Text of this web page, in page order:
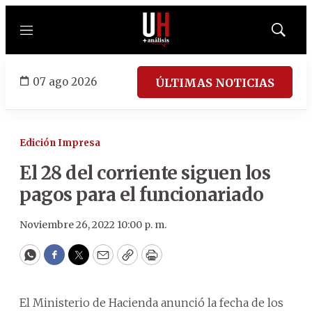
Menú
Mostrar
07 ago 2026 ÚLTIMAS NOTICIAS
Edición Impresa
El 28 del corriente siguen los
pagos para el funcionariado
Noviembre 26, 2022 10:00 p. m.
WhatsApp
Facebook
Twitter
EmailCopyPrint
El Ministerio de Hacienda anunció la fecha de los